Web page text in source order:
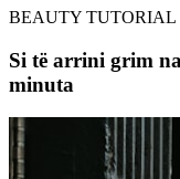
BEAUTY TUTORIAL
Si të arrini grim
minuta